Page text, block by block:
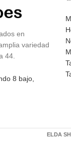
en
variedad
44.
8 bajo,
ELDA